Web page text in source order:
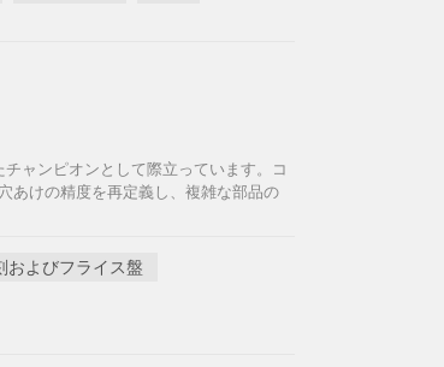
ャンピオンとして際立っています。コ
あけの精度を再定義し、複雑な部品の
およびフライス盤